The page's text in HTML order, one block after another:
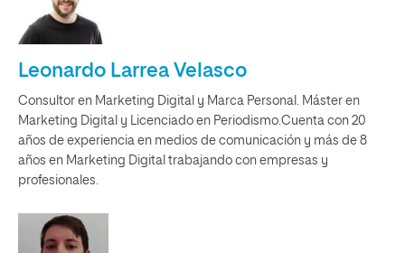
Leonardo Larrea Velasco
Consultor en Marketing Digital y Marca Personal. Máster en
Marketing Digital y Licenciado en Periodismo.Cuenta con 20
años de experiencia en medios de comunicación y más de 8
años en Marketing Digital trabajando con empresas y
profesionales.